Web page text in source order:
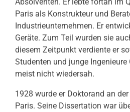
Paris als Konstrukteur und
Industrieunternehmen. Er
Geräte. Zum Teil wurden sie
diesem Zeitpunkt verdiente er
Studenten und junge Ingenieure
meist nicht wiedersah.
1928 wurde er Doktorand an
Paris. Seine Dissertation war